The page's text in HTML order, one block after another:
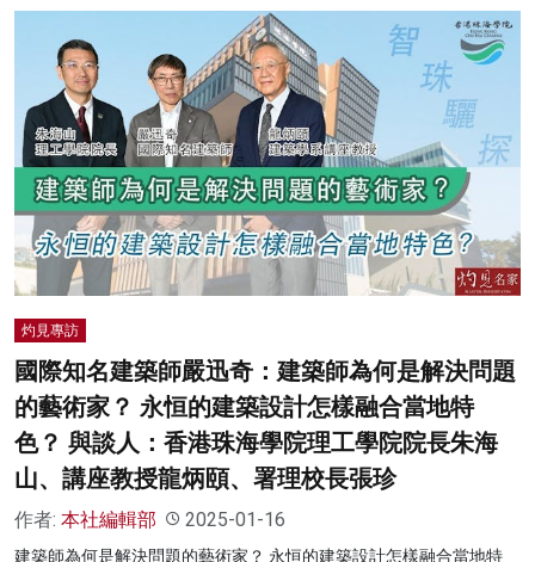
灼見專訪
國際知名建築師嚴迅奇：建築師為何是解決問題
的藝術家？ 永恒的建築設計怎樣融合當地特
色？ 與談人：香港珠海學院理工學院院長朱海
山、講座教授龍炳頤、署理校長張珍
作者: 本社編輯部 2025-01-16
建築師為何是解決問題的藝術家？ 永恒的建築設計怎樣融合當地特